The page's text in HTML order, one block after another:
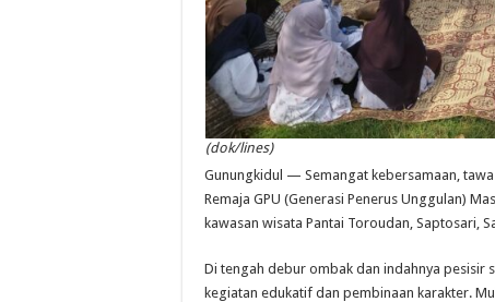
(dok/lines)
Gunungkidul — Semangat kebersamaan,
Remaja GPU (Generasi Penerus Unggulan)
kawasan wisata Pantai Toroudan, Saptosari,
Di tengah debur ombak dan indahnya pesisir
kegiatan edukatif dan pembinaan karakter.